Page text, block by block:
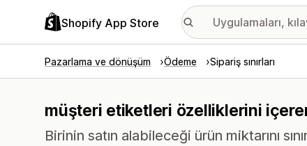
Shopify App Store
Pazarlama ve dönüşüm Ödeme Sipariş sınırları
müşteri etiketleri özelliklerini
Birinin satın alabileceği ürün miktarını